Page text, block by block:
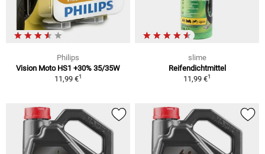
Philips
Vision Moto HS1 +30% 35/35W
11,99 €1
slime
Reifendichtmittel
11,99 €1